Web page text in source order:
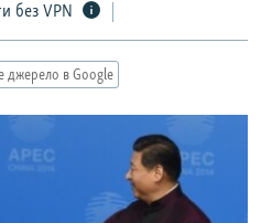
без VPN
джерело в Google